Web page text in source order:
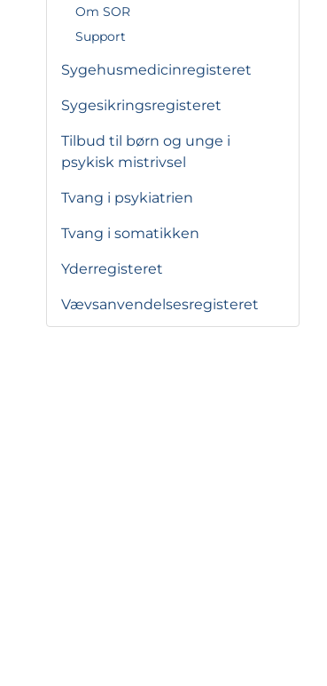
Om SOR
Support
Sygehusmedicinregisteret
Sygesikringsregisteret
Tilbud til børn og unge i
psykisk mistrivsel
Tvang i psykiatrien
Tvang i somatikken
Yderregisteret
Vævsanvendelsesregisteret